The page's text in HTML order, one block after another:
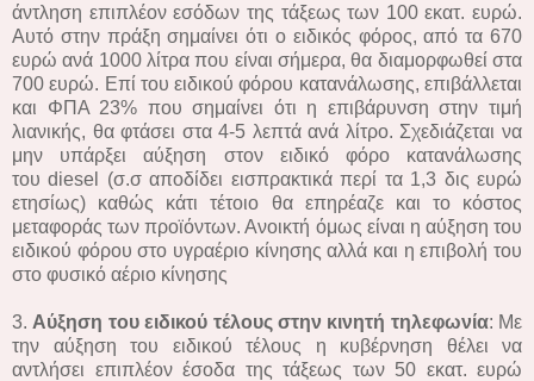
άντληση επιπλέον εσόδων της τάξεως των 100 εκατ. ευρώ.
Αυτό στην πράξη σημαίνει ότι ο ειδικός φόρος, από τα 670
ευρώ ανά 1000 λίτρα που είναι σήμερα, θα διαμορφωθεί στα
700 ευρώ. Επί του ειδικού φόρου κατανάλωσης, επιβάλλεται
και ΦΠΑ 23% που σημαίνει ότι η επιβάρυνση στην τιμή
λιανικής, θα φτάσει στα 4-5 λεπτά ανά λίτρο. Σχεδιάζεται να
μην υπάρξει αύξηση στον ειδικό φόρο κατανάλωσης
του diesel (σ.σ αποδίδει εισπρακτικά περί τα 1,3 δις ευρώ
ετησίως) καθώς κάτι τέτοιο θα επηρέαζε και το κόστος
μεταφοράς των προϊόντων. Ανοικτή όμως είναι η αύξηση του
ειδικού φόρου στο υγραέριο κίνησης αλλά και η επιβολή του
στο φυσικό αέριο κίνησης
3. Αύξηση του ειδικού τέλους στην κινητή τηλεφωνία: Με
την αύξηση του ειδικού τέλους η κυβέρνηση θέλει να
αντλήσει επιπλέον έσοδα της τάξεως των 50 εκατ. ευρώ